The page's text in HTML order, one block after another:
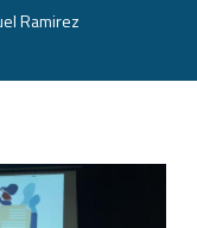
Ramirez